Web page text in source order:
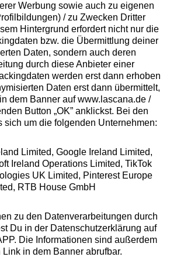
Versandkosten
zur Bonitätsprüfung
Werbung sowie auch zu eigenen
/ zu Zwecken Dritter
Hintergrund erfordert nicht nur die
bzw. die Übermittlung deiner
Daten, sondern auch deren
durch diese Anbieter einer
werden erst dann erhoben
Daten erst dann übermittelt,
dem Banner auf www.lascana.de /
Button „OK” anklickst. Bei den
sich um die folgenden Unternehmen:
Limited, Google Ireland Limited,
Ireland Operations Limited, TikTok
UK Limited, Pinterest Europe
RTB House GmbH
zu den Datenverarbeitungen durch
Du in der Datenschutzerklärung auf
Die Informationen sind außerdem
Link in dem Banner abrufbar.